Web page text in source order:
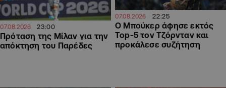
07.08.2026 23:00
Πρόταση της Μίλαν για την
απόκτηση του Παρέδες
07.08.2026 22:25
Ο Μπούκερ άφησε εκτός
Top-5 τον Τζόρνταν και
προκάλεσε συζήτηση